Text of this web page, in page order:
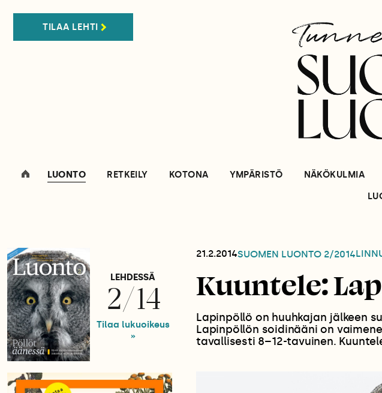
TILAA LEHTI
LUONTO RETKEILY KOTONA YMPÄRISTÖ NÄKÖKULMIA
LEHDESSÄ
2/14
Tilaa lukuoikeus
»
21.2.2014SUOMEN LUONTO 2/2014
Kuuntele:
Lapinpöllö on huuhkajan jälkeen
Lapinpöllön soidinääni on
tavallisesti 8–12-tavuinen.